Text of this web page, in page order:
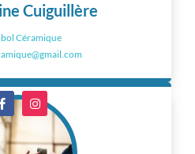
Cuiguillère
bol Céramique